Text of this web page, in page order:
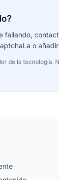
fallando,
o
de la tecnología.